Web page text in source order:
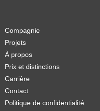
Compagnie
Projets
À propos
Prix et distinctions
Carrière
Contact
Politique de confidentialité